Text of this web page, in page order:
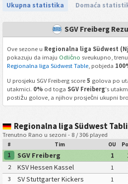
Ukupna statistika Domaća
SGV Freiberg
Ove sezone u Regionalna liga Südwest
pokazuju da imaju Odlično sveukupno,
Regionalna liga Südwest Table, pobjeda
U prosjeku SGV Freiberg score 5 golova po
utakmici. 0%od toga SGV Freiberg's
postižu golove, a njihov prosječni ukupni
Regionalna liga Südwest
Trenutno Rano u sezoni - 8 / 306 played
# Tim OU
1 SGV Freiberg 1
2
KSV Hessen Kassel 1
3
SV Stuttgarter Kickers 1